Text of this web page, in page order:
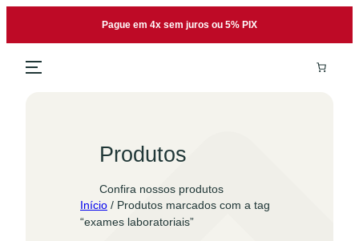
o
Pague em 4x sem juros ou 5% PIX
Produtos
Confira nossos produtos
Início / Produtos marcados com a tag
“exames laboratoriais”